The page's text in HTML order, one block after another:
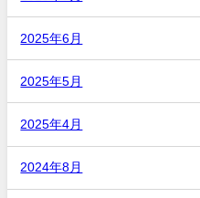
2025年6月
2025年5月
2025年4月
2024年8月